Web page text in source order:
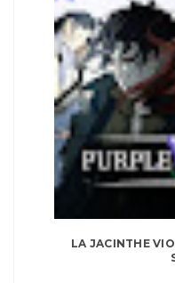
LA JACINTHE